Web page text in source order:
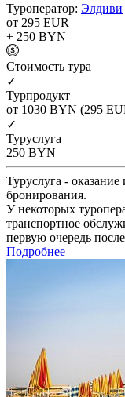
Туроператор: Элдиви
от 295 EUR
+ 250 BYN
Cтоимость тура
✓
Турпродукт
от 1030 BYN (295
✓
Туруслуга
250 BYN
Туруслуга -
бронирования.
У некоторых
транспортное
первую очередь
Подробнее